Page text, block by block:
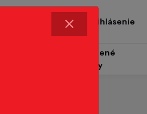
Prihlásenie
Čalúnené
panely